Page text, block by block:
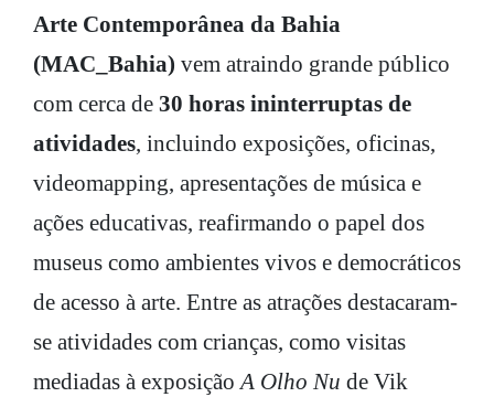
Arte Contemporânea da Bahia
(MAC_Bahia) vem atraindo grande público
com cerca de 30 horas ininterruptas de
atividades, incluindo exposições, oficinas,
videomapping, apresentações de música e
ações educativas, reafirmando o papel dos
museus como ambientes vivos e democráticos
de acesso à arte. Entre as atrações destacaram-
se atividades com crianças, como visitas
mediadas à exposiçãoA Olho Nu de Vik